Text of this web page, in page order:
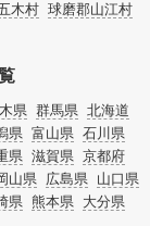
木村 球磨郡山江村
県 群馬県 北海道
県 富山県 石川県
県 滋賀県 京都府
山県 広島県 山口県
県 熊本県 大分県